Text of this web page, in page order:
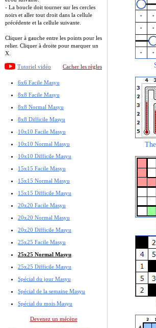
- La boucle doit tourner sur les cercles
noirs et aller tout droit dans la cellule
précédente et la cellule suivante.
Cliquer à gauche entre les points pour les
relier. Cliquer à droite pour marquer un
X.
Tutoriel vidéo Cacher les règles
6x6 Facile Masyu
8x8 Facile Masyu
8x8 Normal Masyu
8x8 Difficile Masyu
10x10 Facile Masyu
10x10 Normal Masyu
10x10 Difficile Masyu
15x15 Facile Masyu
15x15 Normal Masyu
15x15 Difficile Masyu
20x20 Facile Masyu
20x20 Normal Masyu
20x20 Difficile Masyu
25x25 Facile Masyu
25x25 Normal Masyu
25x25 Difficile Masyu
Spécial du jour Masyu
Spécial de la semaine Masyu
Spécial du mois Masyu
Devenez un mécène